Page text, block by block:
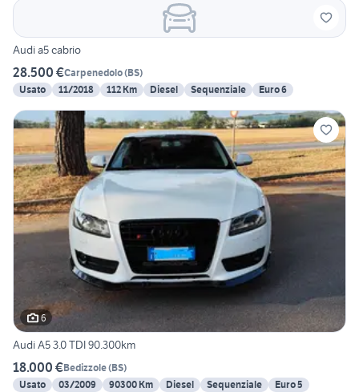
Audi a5 cabrio
28.500 €Carpenedolo(BS)
Usato
11/2018 112 Km Diesel Sequenziale Euro 6
6
Audi A5 3.0 TDI 90.300km
18.000 €Bedizzole(BS)
Usato
03/2009 90300 Km Diesel Sequenziale Euro 5